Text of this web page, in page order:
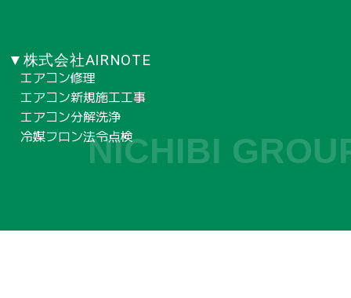
▼株式会社AIRNOTE
エアコン修理
エアコン新規施工工事
エアコン分解洗浄
冷媒フロン法令点検NICHIBI